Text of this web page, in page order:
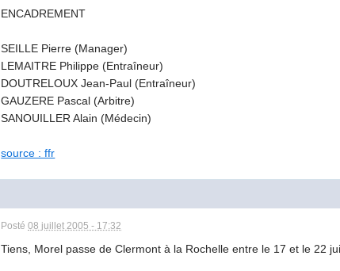
ENCADREMENT
SEILLE Pierre (Manager)
LEMAITRE Philippe (Entraîneur)
DOUTRELOUX Jean-Paul (Entraîneur)
GAUZERE Pascal (Arbitre)
SANOUILLER Alain (Médecin)
source : ffr
Posté08 juillet 2005 - 17:32
Tiens, Morel passe de Clermont à la Rochelle entre le 17 et le 22